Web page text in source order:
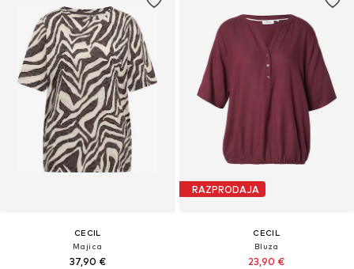
CECIL
Majica
37,90 €
RAZPRODAJA
CECIL
Bluza
23,90 €